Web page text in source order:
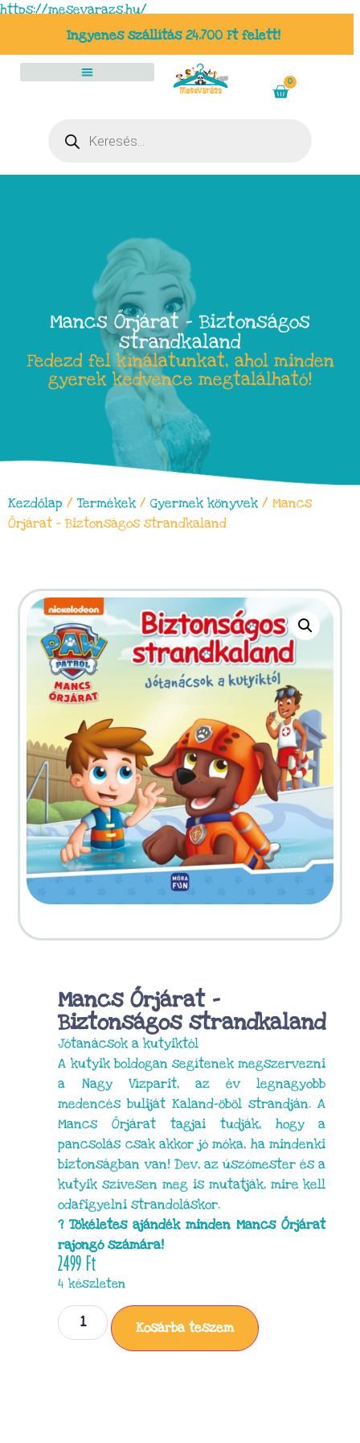
https://mesevarazs.hu/
Ingyenes szállítás 24.700 Ft felett!
0
Mancs Őrjárat – Biztonságos
strandkaland
Fedezd fel kínálatunkat, ahol minden
gyerek kedvence megtalálható!
Kezdőlap / Termékek / Gyermek könyvek / Mancs
Őrjárat – Biztonságos strandkaland
Mancs Őrjárat –
Biztonságos strandkaland
Jótanácsok a kutyiktól
A kutyik boldogan segítenek megszervezni
a Nagy Vízparit, az év legnagyobb
medencés buliját Kaland-öböl strandján. A
Mancs Őrjárat tagjai tudják, hogy a
pancsolás csak akkor jó móka, ha mindenki
biztonságban van! Dev, az úszómester és a
kutyik szívesen meg is mutatják, mire kell
odafigyelni strandoláskor.
? Tökéletes ajándék minden Mancs Őrjárat
rajongó számára!
2499Ft
4 készleten
Kosárba teszem